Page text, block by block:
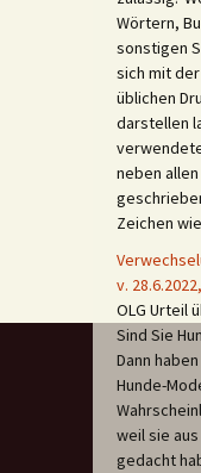
Wörtern,
sonstigen
sich mit
üblichen
darstellen
neben
Zeichen
v.
OLG Urteil
Sind Sie
Dann
Hunde-
weil sie
gedacht